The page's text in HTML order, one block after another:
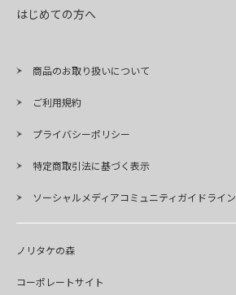
はじめての方へ
商品のお取り扱いについて
ご利用規約
プライバシーポリシー
特定商取引法に基づく表示
ソーシャルメディアコミュニティガイドライン
ノリタケの森
コーポレートサイト